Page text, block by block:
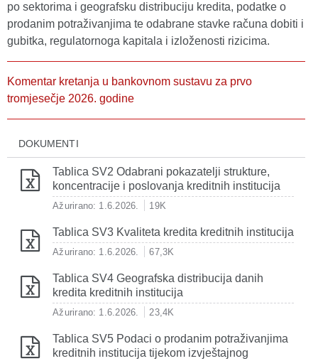
po sektorima i geografsku distribuciju kredita, podatke o
prodanim potraživanjima te odabrane stavke računa dobiti i
gubitka, regulatornoga kapitala i izloženosti rizicima.
Komentar kretanja u bankovnom sustavu za prvo
tromjesečje 2026. godine
DOKUMENTI
Tablica SV2 Odabrani pokazatelji strukture,
koncentracije i poslovanja kreditnih institucija
Ažurirano: 1.6.2026. 19K
Tablica SV3 Kvaliteta kredita kreditnih institucija
Ažurirano: 1.6.2026. 67,3K
Tablica SV4 Geografska distribucija danih
kredita kreditnih institucija
Ažurirano: 1.6.2026. 23,4K
Tablica SV5 Podaci o prodanim potraživanjima
kreditnih institucija tijekom izvještajnog